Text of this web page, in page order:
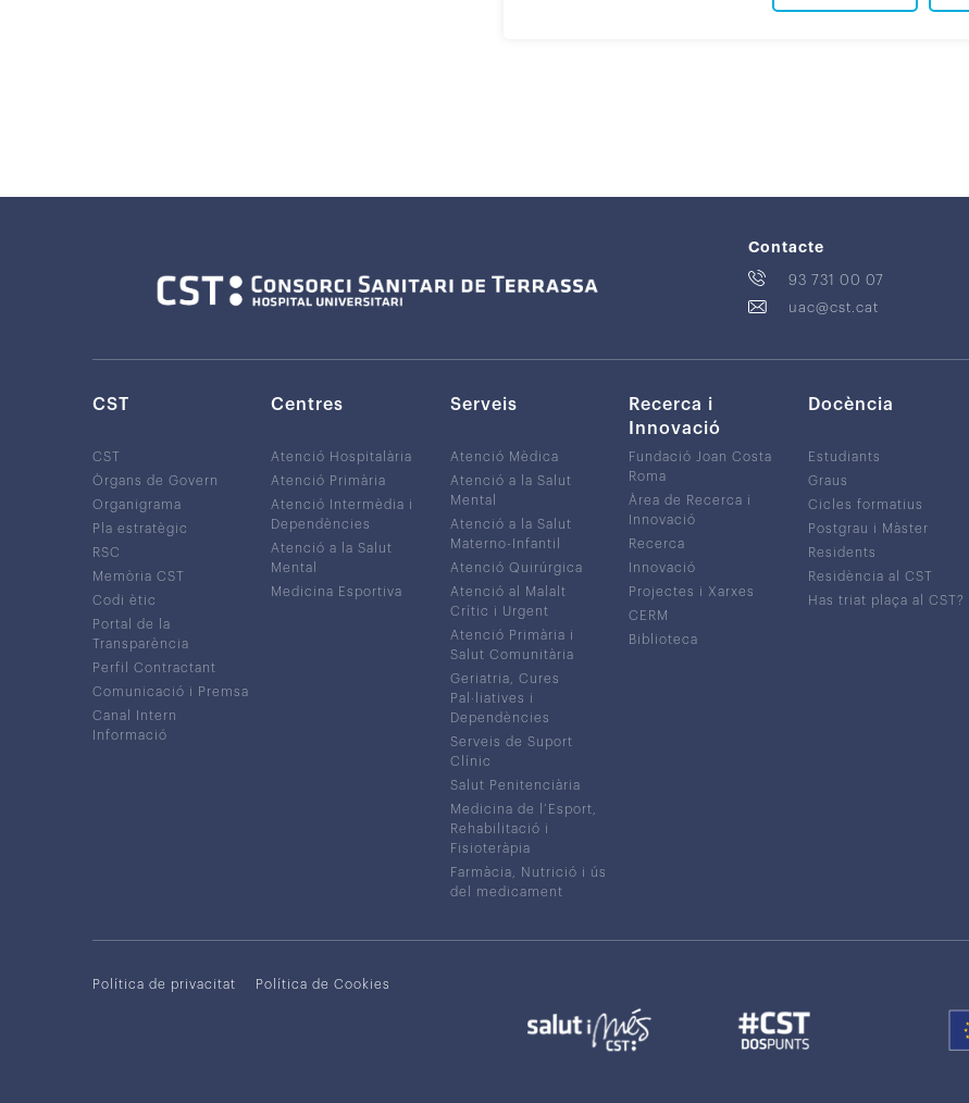
Contacte
93 731 00 07
uac@cst.cat
CST
CST
Òrgans de Govern
Organigrama
Pla estratègic
RSC
Memòria CST
Codi ètic
Portal de la
Transparència
Perfil Contractant
Comunicació i Premsa
Canal Intern
Informació
Centres
Atenció Hospitalària
Atenció Primària
Atenció Intermèdia i
Dependències
Atenció a la Salut
Mental
Medicina Esportiva
Serveis
Atenció Mèdica
Atenció a la Salut
Mental
Atenció a la Salut
Materno-Infantil
Atenció Quirúrgica
Atenció al Malalt
Crític i Urgent
Atenció Primària i
Salut Comunitària
Geriatria, Cures
Pal·liatives i
Dependències
Serveis de Suport
Clínic
Salut Penitenciària
Medicina de l’Esport,
Rehabilitació i
Fisioteràpia
Farmàcia, Nutrició i ús
del medicament
Recerca i
Innovació
Fundació Joan Costa
Roma
Àrea de Recerca i
Innovació
Recerca
Innovació
Projectes i Xarxes
CERM
Biblioteca
Docència
Estudiants
Graus
Cicles formatius
Postgrau i Màster
Residents
Residència al CST
Has triat plaça al CST?
Política de privacitat Política de Cookies